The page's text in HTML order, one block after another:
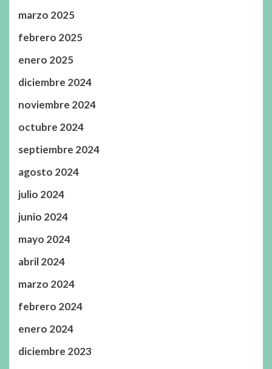
marzo 2025
febrero 2025
enero 2025
diciembre 2024
noviembre 2024
octubre 2024
septiembre 2024
agosto 2024
julio 2024
junio 2024
mayo 2024
abril 2024
marzo 2024
febrero 2024
enero 2024
diciembre 2023